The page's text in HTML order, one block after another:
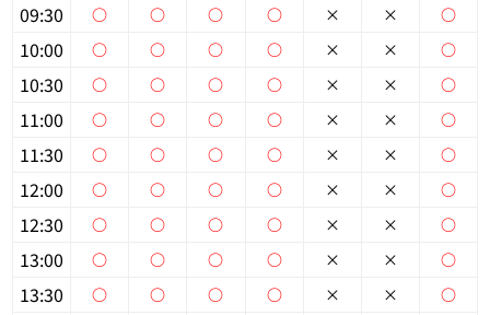
個人情報保護の取扱い 会員規約 サイトマップ
09:30
10:00
10:30
11:00
11:30
12:00
12:30
13:00
13:30
○
○
○
○
○
○
○
○
○
○
○
○
○
○
○
○
○
○
○
○
○
○
○
○
○
○
○
○
○
○
○
○
○
○
○
○
×
×
×
×
×
×
×
×
×
×
×
×
×
×
×
×
×
×
○
○
○
○
○
○
○
○
○